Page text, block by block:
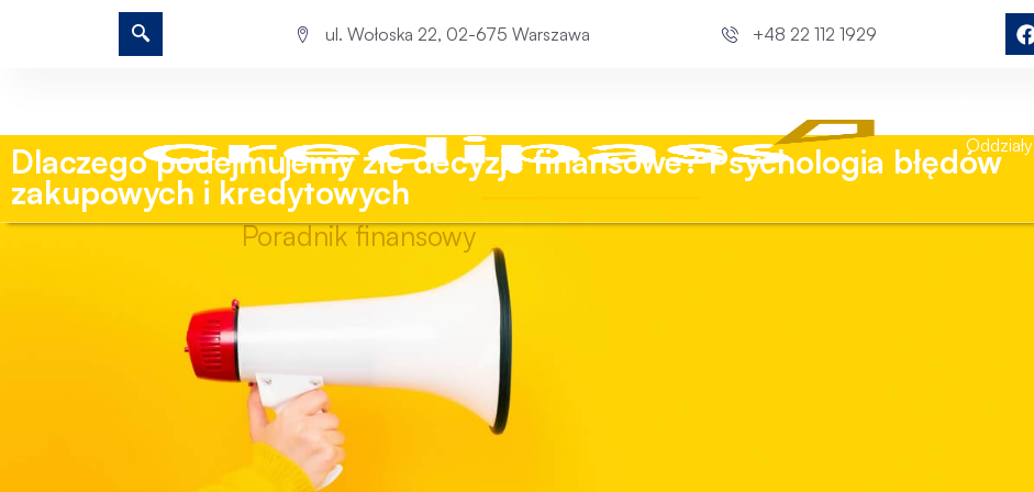
ul. Wołoska 22, 02-675 Warszawa +48 22 112 1929
Oddziały
Dlaczego podejmujemy złe decyzje finansowe? Psychologia błędów
zakupowych i kredytowych
Poradnik finansowy